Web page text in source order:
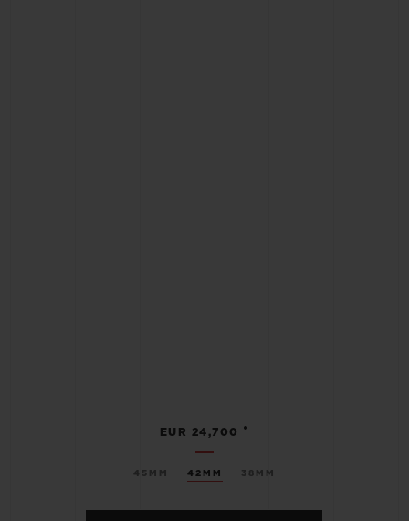
45MM 42MM 38MM
EUR 24,700 •